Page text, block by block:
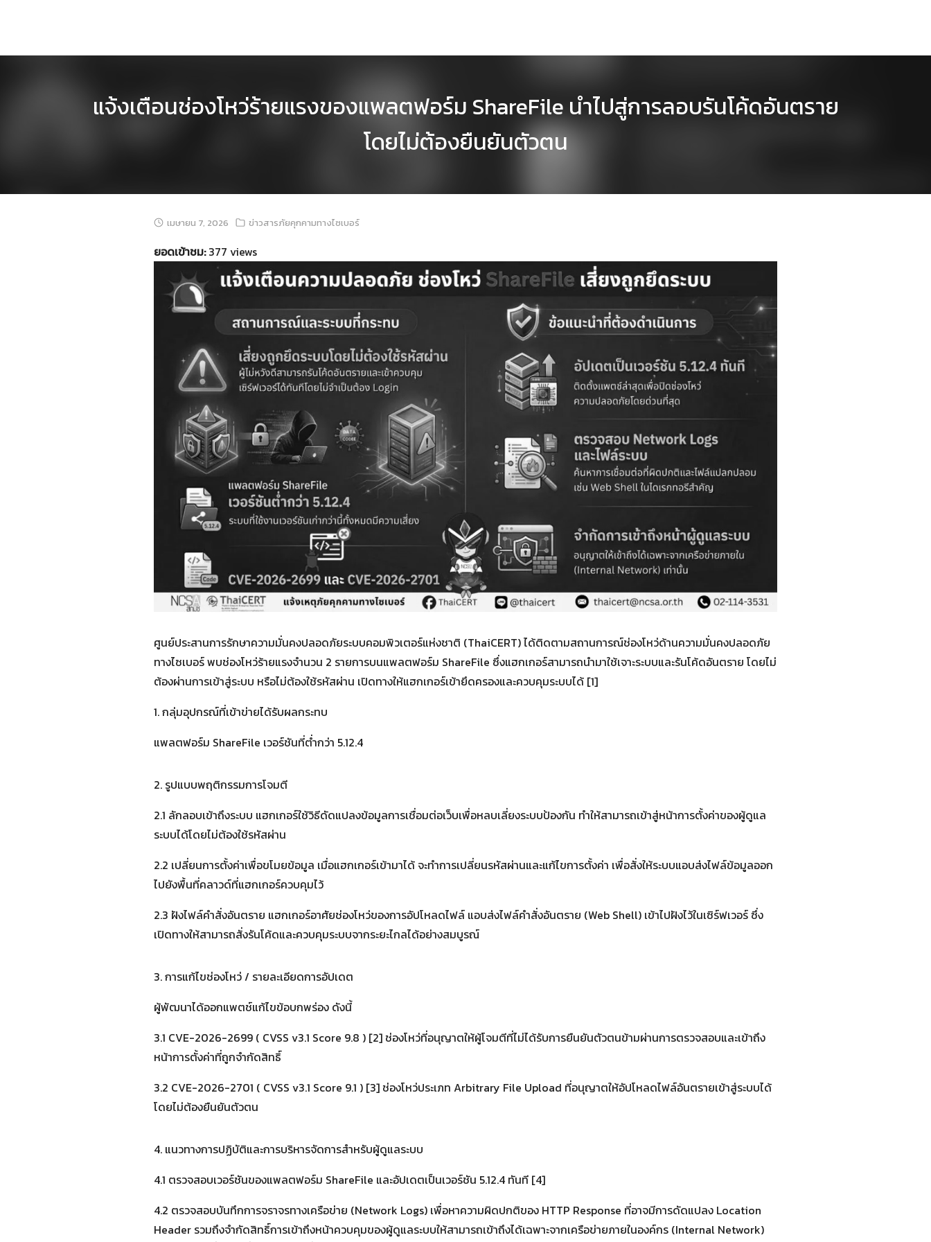
แจ้งเตือนช่องโหว่ร้ายแรงของแพลตฟอร์ม ShareFile นำไปสู่การลอบรันโค้ดอันตราย
โดยไม่ต้องยืนยันตัวตน
เมษายน 7, 2026 ข่าวสารภัยคุกคามทางไซเบอร์
ยอดเข้าชม:377 views
ศูนย์ประสานการรักษาความมั่นคงปลอดภัยระบบคอมพิวเตอร์แห่งชาติ (ThaiCERT) ได้ติดตามสถานการณ์ช่องโหว่ด้านความมั่นคงปลอดภัย
ทางไซเบอร์ พบช่องโหว่ร้ายแรงจำนวน 2 รายการบนแพลตฟอร์ม ShareFile ซึ่งแฮกเกอร์สามารถนำมาใช้เจาะระบบและรันโค้ดอันตราย โดยไม่
ต้องผ่านการเข้าสู่ระบบ หรือไม่ต้องใช้รหัสผ่าน เปิดทางให้แฮกเกอร์เข้ายึดครองและควบคุมระบบได้ [1]
1. กลุ่มอุปกรณ์ที่เข้าข่ายได้รับผลกระทบ
แพลตฟอร์ม ShareFile เวอร์ชันที่ต่ำกว่า 5.12.4
2. รูปแบบพฤติกรรมการโจมตี
2.1 ลักลอบเข้าถึงระบบ แฮกเกอร์ใช้วิธีดัดแปลงข้อมูลการเชื่อมต่อเว็บเพื่อหลบเลี่ยงระบบป้องกัน ทำให้สามารถเข้าสู่หน้าการตั้งค่าของผู้ดูแล
ระบบได้โดยไม่ต้องใช้รหัสผ่าน
2.2 เปลี่ยนการตั้งค่าเพื่อขโมยข้อมูล เมื่อแฮกเกอร์เข้ามาได้ จะทำการเปลี่ยนรหัสผ่านและแก้ไขการตั้งค่า เพื่อสั่งให้ระบบแอบส่งไฟล์ข้อมูลออก
ไปยังพื้นที่คลาวด์ที่แฮกเกอร์ควบคุมไว้
2.3 ฝังไฟล์คำสั่งอันตราย แฮกเกอร์อาศัยช่องโหว่ของการอัปโหลดไฟล์ แอบส่งไฟล์คำสั่งอันตราย (Web Shell) เข้าไปฝังไว้ในเซิร์ฟเวอร์ ซึ่ง
เปิดทางให้สามารถสั่งรันโค้ดและควบคุมระบบจากระยะไกลได้อย่างสมบูรณ์
3. การแก้ไขช่องโหว่ / รายละเอียดการอัปเดต
ผู้พัฒนาได้ออกแพตช์แก้ไขข้อบกพร่อง ดังนี้
3.1 CVE-2026-2699 ( CVSS v3.1 Score 9.8 ) [2] ช่องโหว่ที่อนุญาตให้ผู้โจมตีที่ไม่ได้รับการยืนยันตัวตนข้ามผ่านการตรวจสอบและเข้าถึง
หน้าการตั้งค่าที่ถูกจำกัดสิทธิ์
3.2 CVE-2026-2701 ( CVSS v3.1 Score 9.1 ) [3] ช่องโหว่ประเภท Arbitrary File Upload ที่อนุญาตให้อัปโหลดไฟล์อันตรายเข้าสู่ระบบได้
โดยไม่ต้องยืนยันตัวตน
4. แนวทางการปฏิบัติและการบริหารจัดการสำหรับผู้ดูแลระบบ
4.1 ตรวจสอบเวอร์ชันของแพลตฟอร์ม ShareFile และอัปเดตเป็นเวอร์ชัน 5.12.4 ทันที [4]
4.2 ตรวจสอบบันทึกการจราจรทางเครือข่าย (Network Logs) เพื่อหาความผิดปกติของ HTTP Response ที่อาจมีการดัดแปลง Location
Header รวมถึงจำกัดสิทธิ์การเข้าถึงหน้าควบคุมของผู้ดูแลระบบให้สามารถเข้าถึงได้เฉพาะจากเครือข่ายภายในองค์กร (Internal Network)